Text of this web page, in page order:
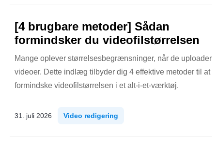
[4 brugbare metoder] Sådan
formindsker du videofilstørrelsen
Mange oplever størrelsesbegrænsninger, når de uploader
videoer. Dette indlæg tilbyder dig 4 effektive metoder til at
formindske videofilstørrelsen i et alt-i-et-værktøj.
31. juli 2026 Video redigering